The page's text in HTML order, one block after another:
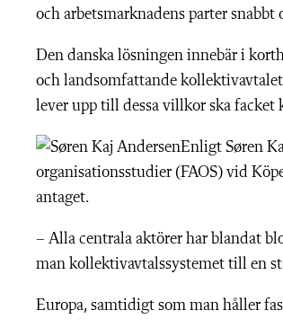
och arbetsmarknadens parter
Den danska lösningen innebär i
och landsomfattande
lever upp till dessa villkor ska facket
Enligt Søren
organisationsstudier (FAOS) vid
antaget.
– Alla centrala aktörer har blandat
man kollektivavtalssystemet till en
Europa, samtidigt som man håller